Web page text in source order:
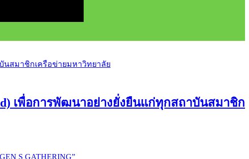
เพื่อการพัฒนาอย่างยั่งยืนแก่ทุกสถาบันสมาชิก